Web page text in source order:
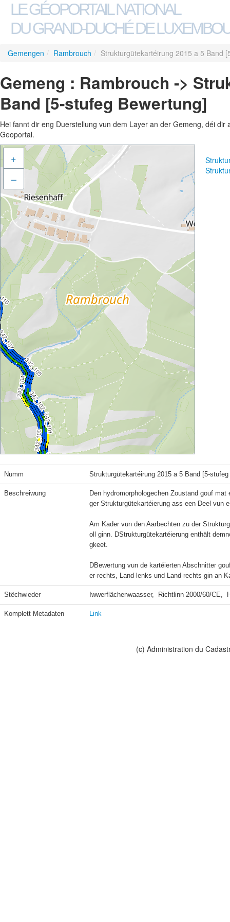
LE GÉOPORTAIL NATIONAL
DU GRAND-DUCHÉ DE
Gemengen / Rambrouch / Strukturgütekartéirung 2015 a 5 Band
Gemeng : Rambrouch ->
Band [5-stufeg Bewertung]
Hei fannt dir eng Duerstellung vun dem Layer an der Gemeng, déi
Geoportal.
+
–
Numm Strukturgütekartéirung 2015 a 5 Band [5-
Beschreiwung
Den hydromorphologechen Zoustand gouf
ger Strukturgütekartéierung ass een Deel vun
Am Kader vun den Aarbechten zu der
oll ginn. DStrukturgütekartéierung enthält
gkeet.
DBewertung vun de kartéierten Abschnitter
er-rechts, Land-lenks und Land-rechts gin an
Stëchwieder Iwwerflächenwaasser,  Richtlinn 2000/60/CE,
Komplett Metadaten Link
(c) Administration du